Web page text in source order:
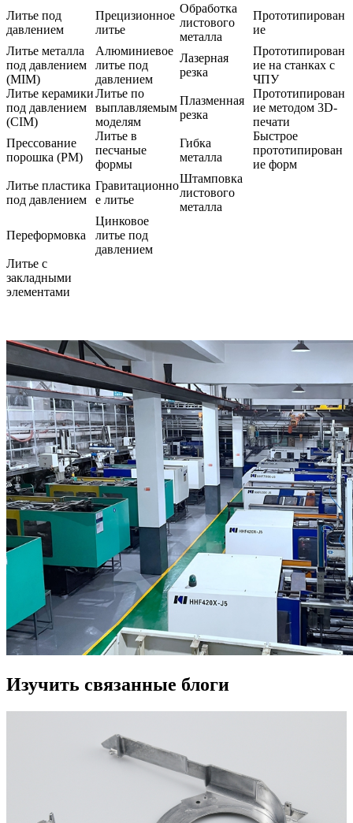
Литье под
давлением
Прецизионное
литье
Обработка
листового
металла
Прототипирован
ие
Литье металла
под давлением
(MIM)
Алюминиевое
литье под
давлением
Лазерная
резка
Прототипирован
ие на станках с
ЧПУ
Литье керамики
под давлением
(CIM)
Литье по
выплавляемым
моделям
Плазменная
резка
Прототипирован
ие методом 3D-
печати
Прессование
порошка (PM)
Литье в
песчаные
формы
Гибка
металла
Быстрое
прототипирован
ие форм
Литье пластика
под давлением
Гравитационно
е литье
Штамповка
листового
металла
Переформовка
Цинковое
литье под
давлением
Литье с
закладными
элементами
Изучить связанные блоги